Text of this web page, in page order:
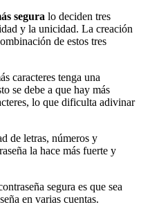
segura lo deciden tres
y la unicidad. La creación
de estos tres
caracteres tenga una
se debe a que hay más
lo que dificulta adivinar
de letras, números y
la hace más fuerte y
segura es que sea
en varias cuentas.